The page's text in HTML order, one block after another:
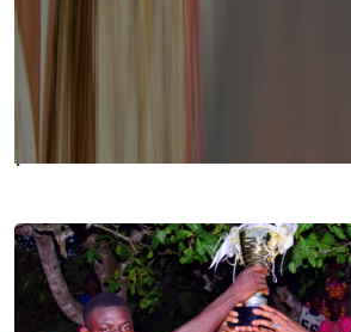
Découvrez nos dernières
publications